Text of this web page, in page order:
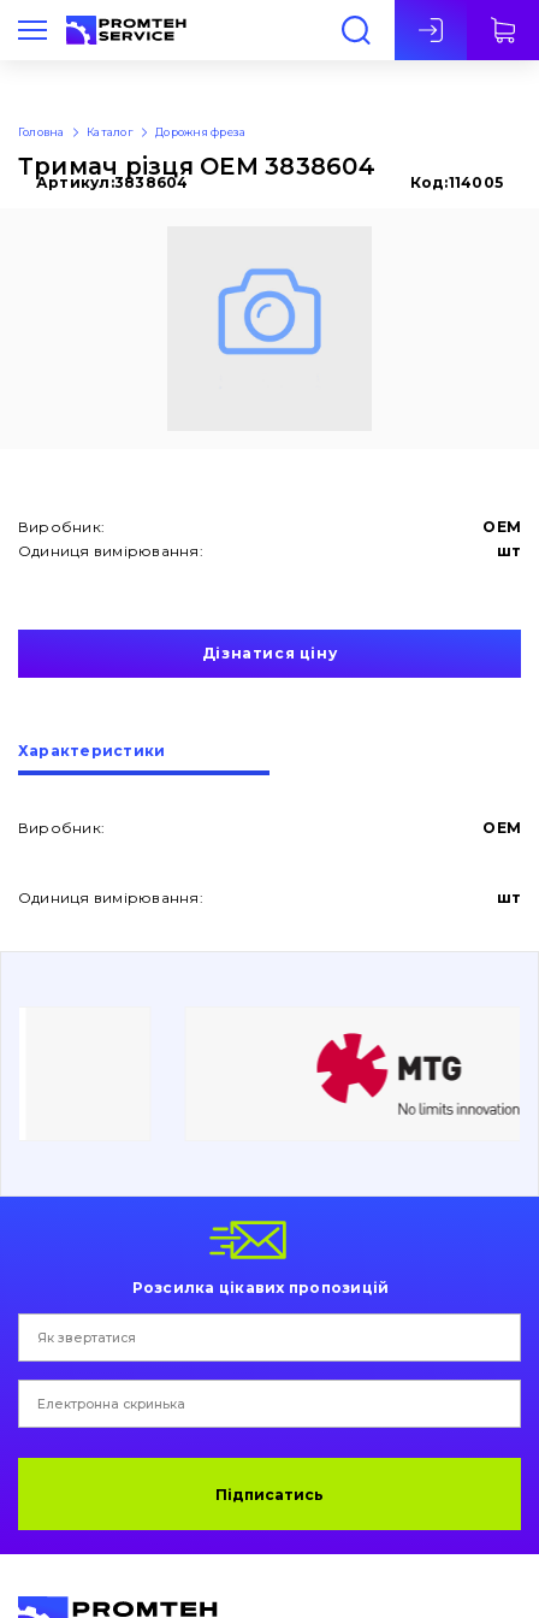
Укр
Про нас
Контакти
Вакансії
Захист (ковша, адаптера)
Пальці та Втулки
Гідравліка
написати
листа
Головна Каталог Дорожня фреза
Тримач різця OEM 3838604
Артикул:3838604 Код:114005
Виробник:
OEM
Одиниця вимірювання:
шт
Дізнатися ціну
Характеристики
Виробник: OEM
Одиниця вимірювання: шт
Розсилка цікавих пропозицій
Підписатись